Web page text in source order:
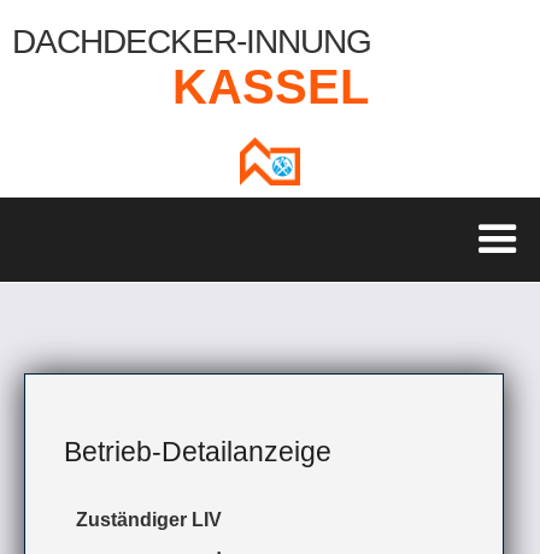
DACHDECKER-INNUNG
KASSEL
Betrieb-Detailanzeige
Zuständiger LIV